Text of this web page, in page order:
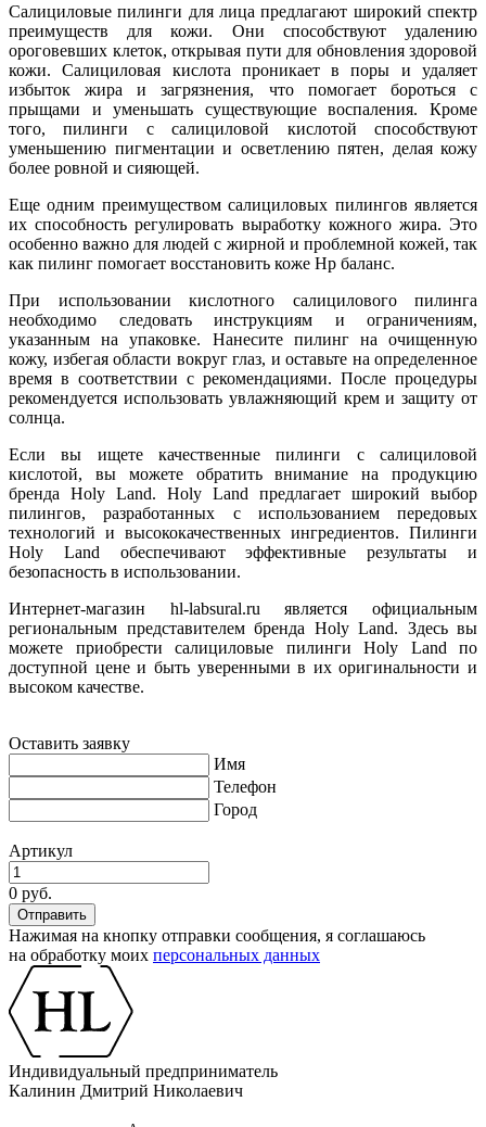
Салициловые пилинги для лица предлагают широкий спектр
преимуществ для кожи. Они способствуют удалению
ороговевших клеток, открывая пути для обновления здоровой
кожи. Салициловая кислота проникает в поры и удаляет
избыток жира и загрязнения, что помогает бороться с
прыщами и уменьшать существующие воспаления. Кроме
того, пилинги с салициловой кислотой способствуют
уменьшению пигментации и осветлению пятен, делая кожу
более ровной и сияющей.
Еще одним преимуществом салициловых пилингов является
их способность регулировать выработку кожного жира. Это
особенно важно для людей с жирной и проблемной кожей, так
как пилинг помогает восстановить коже Hp баланс.
При использовании кислотного салицилового пилинга
необходимо следовать инструкциям и ограничениям,
указанным на упаковке. Нанесите пилинг на очищенную
кожу, избегая области вокруг глаз, и оставьте на определенное
время в соответствии с рекомендациями. После процедуры
рекомендуется использовать увлажняющий крем и защиту от
солнца.
Если вы ищете качественные пилинги с салициловой
кислотой, вы можете обратить внимание на продукцию
бренда Holy Land. Holy Land предлагает широкий выбор
пилингов, разработанных с использованием передовых
технологий и высококачественных ингредиентов. Пилинги
Holy Land обеспечивают эффективные результаты и
безопасность в использовании.
Интернет-магазин hl-labsural.ru является официальным
региональным представителем бренда Holy Land. Здесь вы
можете приобрести салициловые пилинги Holy Land по
доступной цене и быть уверенными в их оригинальности и
высоком качестве.
Оставить заявку
Имя
Телефон
Город
Артикул
0 руб.
Нажимая на кнопку отправки сообщения, я соглашаюсь
на обработку моих персональных данных
Индивидуальный предприниматель
Калинин Дмитрий Николаевич